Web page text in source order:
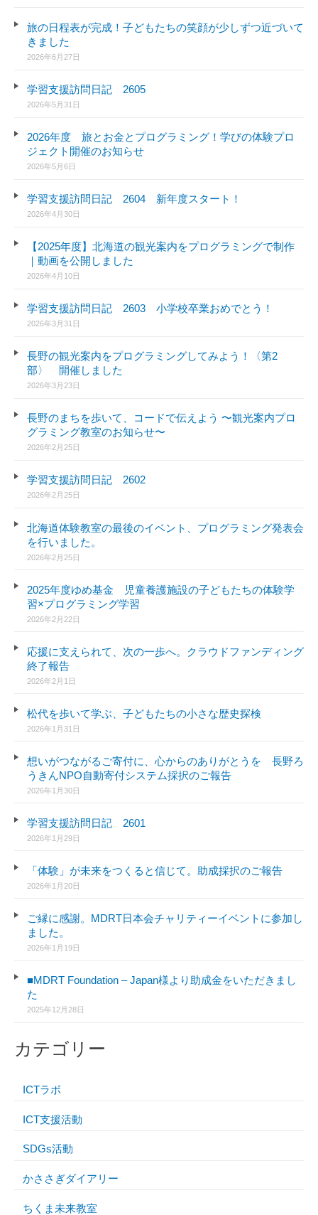
旅の日程表が完成！子どもたちの笑顔が少しずつ近づいて
きました
2026年6月27日
学習支援訪問日記 2605
2026年5月31日
2026年度 旅とお金とプログラミング！学びの体験プロ
ジェクト開催のお知らせ
2026年5月6日
学習支援訪問日記 2604 新年度スタート！
2026年4月30日
【2025年度】北海道の観光案内をプログラミングで制作
｜動画を公開しました
2026年4月10日
学習支援訪問日記 2603 小学校卒業おめでとう！
2026年3月31日
長野の観光案内をプログラミングしてみよう！〈第2
部〉 開催しました
2026年3月23日
長野のまちを歩いて、コードで伝えよう 〜観光案内プロ
グラミング教室のお知らせ〜
2026年2月25日
学習支援訪問日記 2602
2026年2月25日
北海道体験教室の最後のイベント、プログラミング発表会
を行いました。
2026年2月25日
2025年度ゆめ基金 児童養護施設の子どもたちの体験学
習×プログラミング学習
2026年2月22日
応援に支えられて、次の一歩へ。クラウドファンディング
終了報告
2026年2月1日
松代を歩いて学ぶ、子どもたちの小さな歴史探検
2026年1月31日
想いがつながるご寄付に、心からのありがとうを 長野ろ
うきんNPO自動寄付システム採択のご報告
2026年1月30日
学習支援訪問日記 2601
2026年1月29日
「体験」が未来をつくると信じて。助成採択のご報告
2026年1月20日
ご縁に感謝。MDRT日本会チャリティーイベントに参加し
ました。
2026年1月19日
■MDRT Foundation – Japan様より助成金をいただきまし
た
2025年12月28日
カテゴリー
ICTラボ
ICT支援活動
SDGs活動
かささぎダイアリー
ちくま未来教室